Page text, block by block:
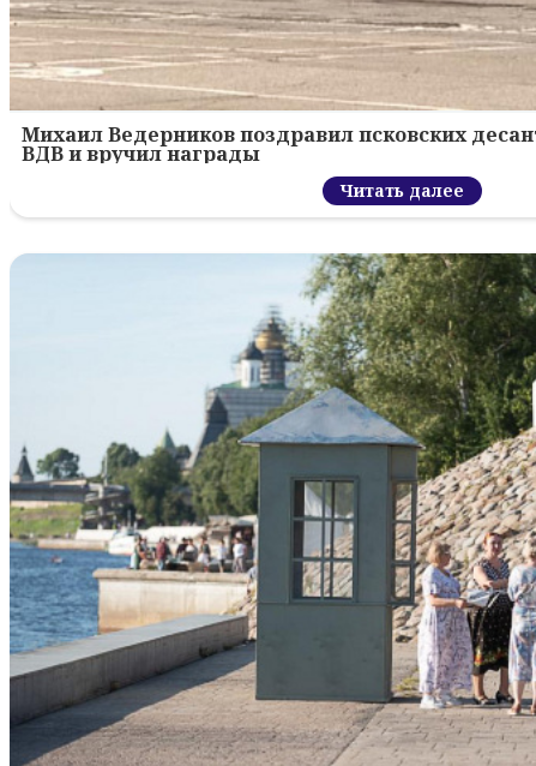
Михаил Ведерников поздравил псковских
ВДВ и вручил награды
Читать далее